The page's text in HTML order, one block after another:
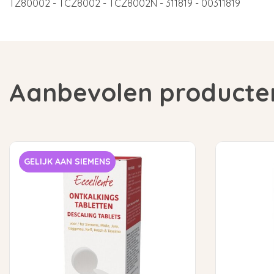
TZ80002 - TCZ8002 - TCZ8002N - 311819 - 00311819
Aanbevolen
GELIJK AAN SIEMENS